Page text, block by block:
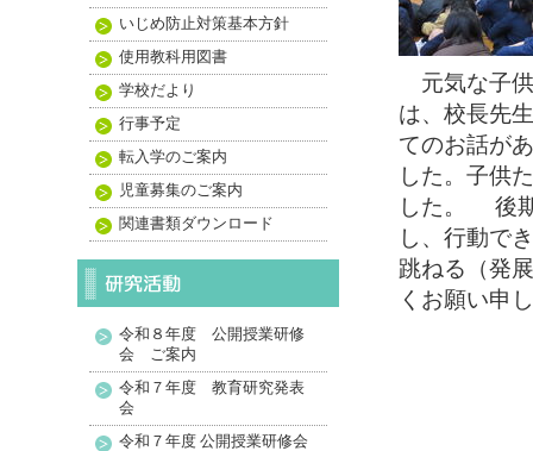
元気な子
は、校長先
てのお話が
した。子供
した。 後期
し、行動で
跳ねる（発
くお願い申
いじめ防止対策基本方針
使用教科用図書
学校だより
行事予定
転入学のご案内
児童募集のご案内
関連書類ダウンロード
令和８年度 公開授業研修
会 ご案内
令和７年度 教育研究発表
会
令和７年度 公開授業研修会